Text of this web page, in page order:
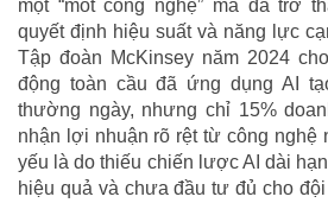
một “mốt công nghệ” mà đã trở
quyết định hiệu suất và năng lực
Tập đoàn McKinsey năm 2024
động toàn cầu đã ứng dụng AI
thường ngày, nhưng chỉ 15%
nhận lợi nhuận rõ rệt từ công nghệ
yếu là do thiếu chiến lược AI dài
hiệu quả và chưa đầu tư đủ cho